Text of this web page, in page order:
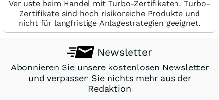
Verluste beim Handel mit Turbo-Zertifikaten. Turbo-
Zertifikate sind hoch risikoreiche Produkte und
nicht für langfristige Anlagestrategien geeignet.
Newsletter
Abonnieren Sie unsere kostenlosen Newsletter
und verpassen Sie nichts mehr aus der
Redaktion